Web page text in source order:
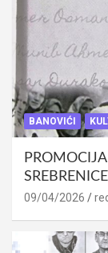
BANOVIĆI
09/04/2026